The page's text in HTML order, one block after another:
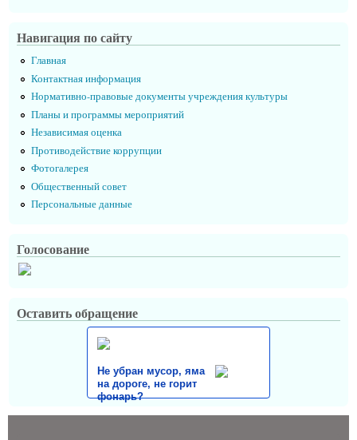
Навигация по сайту
Главная
Контактная информация
Нормативно-правовые документы учреждения культуры
Планы и программы мероприятий
Независимая оценка
Противодействие коррупции
Фотогалерея
Общественный совет
Персональные данные
Голосование
Оставить обращение
Не убран мусор, яма
на дороге, не горит
фонарь?